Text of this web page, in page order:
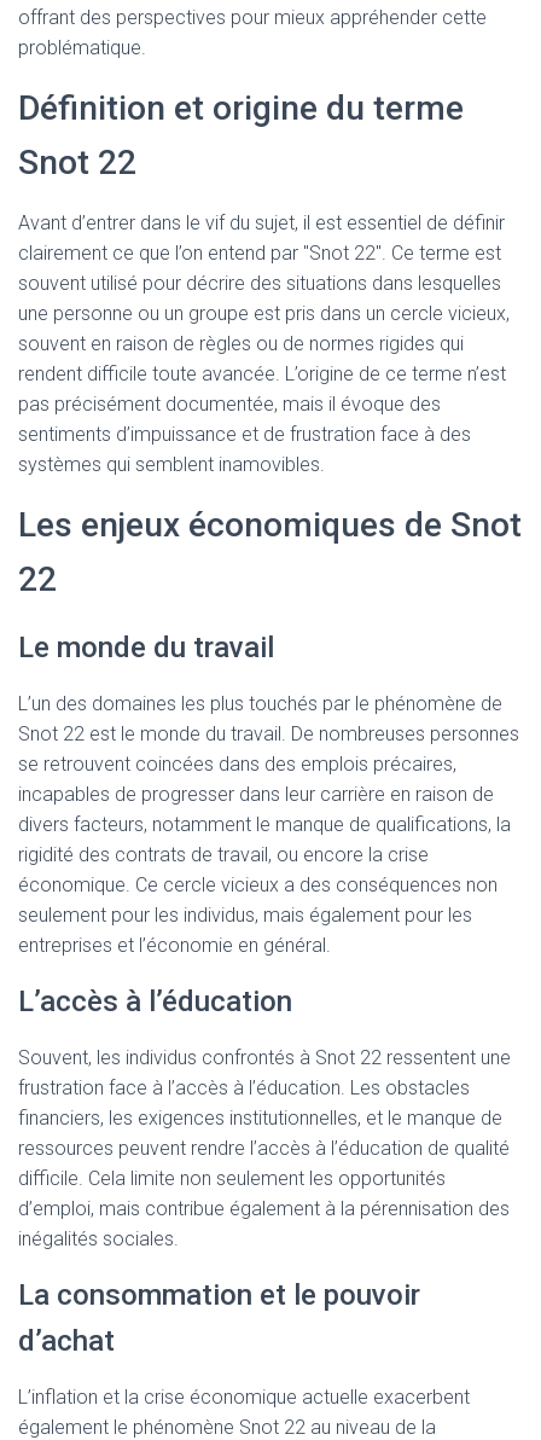
offrant des perspectives pour mieux appréhender cette
problématique.
Définition et origine du terme
Snot 22
Avant d’entrer dans le vif du sujet, il est essentiel de définir
clairement ce que l’on entend par "Snot 22". Ce terme est
souvent utilisé pour décrire des situations dans lesquelles
une personne ou un groupe est pris dans un cercle vicieux,
souvent en raison de règles ou de normes rigides qui
rendent difficile toute avancée. L’origine de ce terme n’est
pas précisément documentée, mais il évoque des
sentiments d’impuissance et de frustration face à des
systèmes qui semblent inamovibles.
Les enjeux économiques de Snot
22
Le monde du travail
L’un des domaines les plus touchés par le phénomène de
Snot 22 est le monde du travail. De nombreuses personnes
se retrouvent coincées dans des emplois précaires,
incapables de progresser dans leur carrière en raison de
divers facteurs, notamment le manque de qualifications, la
rigidité des contrats de travail, ou encore la crise
économique. Ce cercle vicieux a des conséquences non
seulement pour les individus, mais également pour les
entreprises et l’économie en général.
L’accès à l’éducation
Souvent, les individus confrontés à Snot 22 ressentent une
frustration face à l’accès à l’éducation. Les obstacles
financiers, les exigences institutionnelles, et le manque de
ressources peuvent rendre l’accès à l’éducation de qualité
difficile. Cela limite non seulement les opportunités
d’emploi, mais contribue également à la pérennisation des
inégalités sociales.
La consommation et le pouvoir
d’achat
L’inflation et la crise économique actuelle exacerbent
également le phénomène Snot 22 au niveau de la